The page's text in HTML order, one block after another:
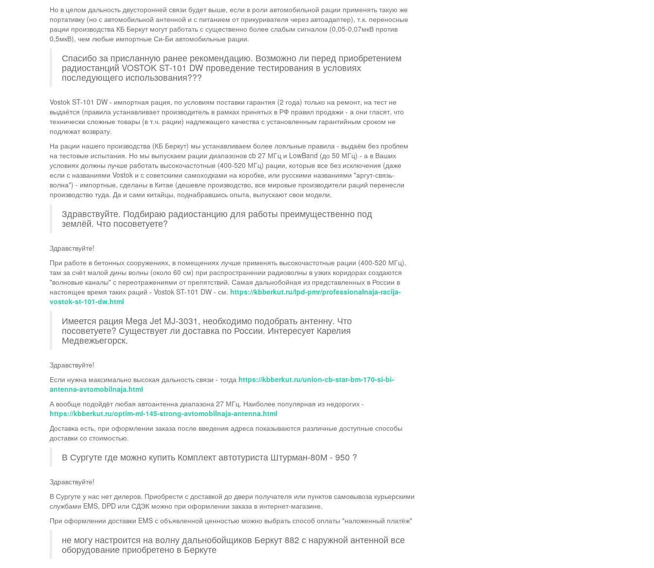
Но в целом дальность двусторонней связи будет выше, если в роли автомобильной рации применять такую же
портативку (но с автомобильной антенной и с питанием от прикуривателя через автоадаптер), т.к. переносные
рации производства КБ Беркут могут работать с существенно более слабым сигналом (0,05-0,07мкВ против
0,5мкВ), чем любые импортные Си-Би автомобильные рации.
Спасибо за присланную ранее рекомендацию. Возможно ли перед приобретением
радиостанций VOSTOK ST-101 DW проведение тестирования в условиях
последующего использования???
Vostok ST-101 DW - импортная рация, по условиям поставки гарантия (2 года) только на ремонт, на тест не
выдаётся (правила устанавливает производитель в рамках принятых в РФ правил продажи - а они гласят, что
технически сложные товары (в т.ч. рации) надлежащего качества с установленным гарантийным сроком не
подлежат возврату.
На рации нашего производства (КБ Беркут) мы устанавливаем более лояльные правила - выдаём без проблем
на тестовые испытания. Но мы выпускаем рации диапазонов cb 27 МГц и LowBand (до 50 МГц) - а в Ваших
условиях должны лучше работать высокочастотные (400-520 МГц) рации, которые все без исключения (даже
если с названиями Vostok и с советскими самоходками на коробке, или русскими названиями "аргут-связь-
волна") - импортные, сделаны в Китае (дешевле производство, все мировые производители раций перенесли
производство туда. Да и сами китайцы, поднабравшись опыта, выпускают свои модели.
Здравствуйте. Подбираю радиостанцию для работы преимущественно под
землёй. Что посоветуете?
Здравствуйте!
​При работе в бетонных сооружениях, в помещениях лучше применять высокочастотные рации (400-520 МГц),
там за счёт малой дины волны (около 60 см) при распространении радиоволны в узких коридорах создаются
"волновые каналы" с переотражениями от препятствий. Самая дальнобойная из представленных в России в
настоящее время таких раций - Vostok ST-101 DW - см. https://kbberkut.ru/lpd-pmr/professionalnaja-racija-
vostok-st-101-dw.html​
Имеется рация Mega Jet MJ-3031, необходимо подобрать антенну. Что
посоветуете? Существует ли доставка по России. Интересует Карелия
Медвежьегорск.
Здравствуйте!
Если нужна максимально высокая дальность связи - тогда https://kbberkut.ru/union-cb-star-bm-170-si-bi-
antenna-avtomobilnaja.html
А вообще подойдёт любая автоантенна диапазона 27 МГц. Наиболее популярная из недорогих -
https://kbberkut.ru/optim-ml-145-strong-avtomobilnaja-antenna.html​
​Доставка есть, при оформлении заказа после введения адреса показываются различные доступные способы
доставки со стоимостью.
В Сургуте где можно купить Комплект автотуриста Штурман-80М - 950 ?
Здравствуйте!
В Сургуте у нас нет дилеров. Приобрести с доставкой до двери получателя или пунктов самовывоза курьерскими
службами EMS, DPD или СДЭК можно при оформлении заказа в интернет-магазине.
При оформлении доставки EMS с объявленной ценностью можно выбрать способ оплаты "наложенный платёж"
не могу настроится на волну дальнобойщиков Беркут 882 с наружной антенной все
оборудование приобретено в Беркуте